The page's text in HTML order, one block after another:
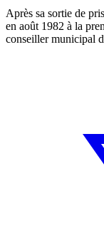
Après sa sortie de
en août 1982 à la
conseiller municipal